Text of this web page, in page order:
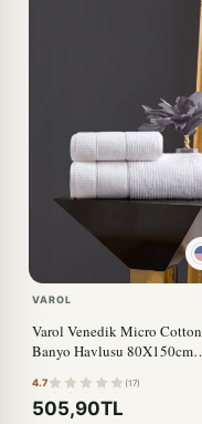
VAROL
Varol Venedik Micro Cotton
Banyo Havlusu 80X150cm
4.7 (17)
505,90TL